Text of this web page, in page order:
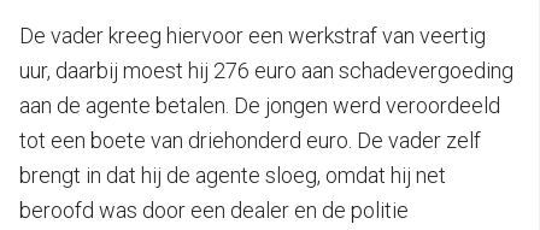
De vader kreeg hiervoor een werkstraf van veertig
uur, daarbij moest hij 276 euro aan schadevergoeding
aan de agente betalen. De jongen werd veroordeeld
tot een boete van driehonderd euro. De vader zelf
brengt in dat hij de agente sloeg, omdat hij net
beroofd was door een dealer en de politie